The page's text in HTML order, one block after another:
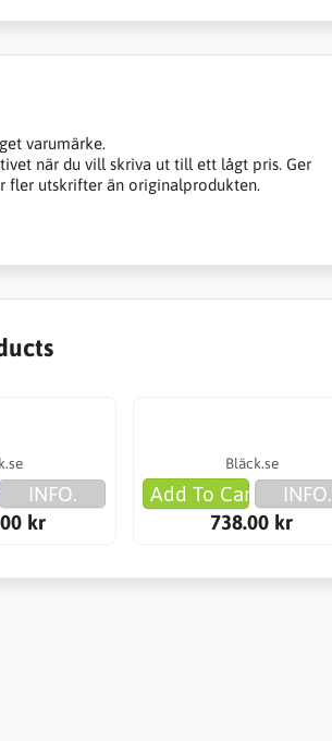
varumärke.
när du vill skriva ut till ett lågt pris. Ger
fler utskrifter än originalprodukten.
INFO.
kr
Bläck.se
Add To Cart
INFO.
738.00 kr